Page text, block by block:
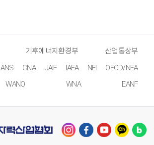
기후에너지환경부
산업통상부
ANS CNA JAIF IAEA NEI
OECD/NEA
WANO WNA EANF